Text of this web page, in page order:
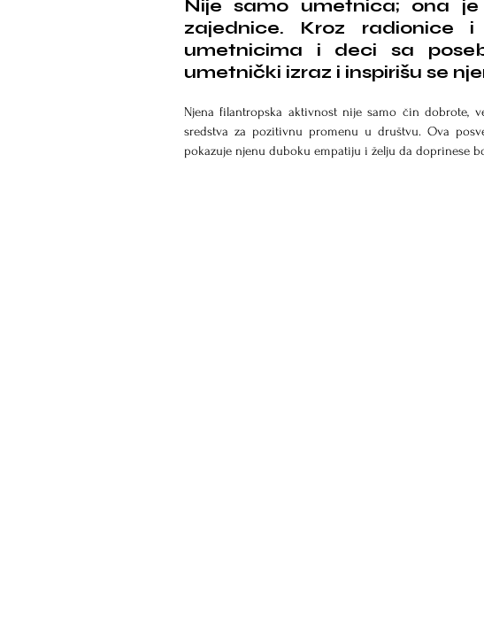
Nije samo umetnica; ona
zajednice. Kroz radionice
umetnicima i deci sa
umetnički izraz i inspirišu se
Njena filantropska aktivnost nije samo čin
sredstva za pozitivnu promenu u društvu. Ova
pokazuje njenu duboku empatiju i želju da doprinese